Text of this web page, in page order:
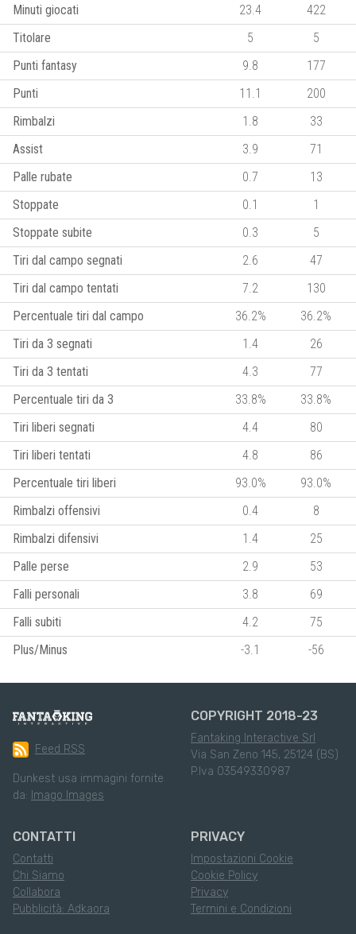
Minuti giocati
23.4
422
Titolare
5
5
Punti fantasy
9.8
177
Punti
11.1
200
Rimbalzi
1.8
33
Assist
3.9
71
Palle rubate
0.7
13
Stoppate
0.1
1
Stoppate subite
0.3
5
Tiri dal campo segnati
2.6
47
Tiri dal campo tentati
7.2
130
Percentuale tiri dal campo
36.2%
36.2%
Tiri da 3 segnati
1.4
26
Tiri da 3 tentati
4.3
77
Percentuale tiri da 3
33.8%
33.8%
Tiri liberi segnati
4.4
80
Tiri liberi tentati
4.8
86
Percentuale tiri liberi
93.0%
93.0%
Rimbalzi offensivi
0.4
8
Rimbalzi difensivi
1.4
25
Palle perse
2.9
53
Falli personali
3.8
69
Falli subiti
4.2
75
Plus/Minus
-3.1 -56
Feed RSS
Dunkest usa immagini fornite
da: Imago Images
COPYRIGHT 2018-23
Fantaking Interactive Srl
Via San Zeno 145, 25124 (BS)
P.Iva 03549330987
CONTATTI
Contatti
Chi Siamo
Collabora
Pubblicità: Adkaora
PRIVACY
Impostazioni Cookie
Cookie Policy
Privacy
Termini e Condizioni